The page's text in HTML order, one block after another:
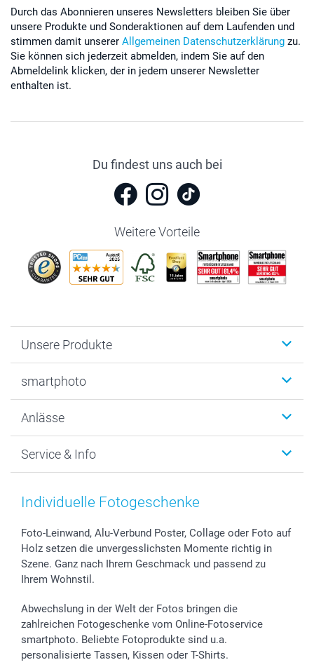
Durch das Abonnieren unseres Newsletters bleiben Sie über
unsere Produkte und Sonderaktionen auf dem Laufenden und
stimmen damit unserer Allgemeinen Datenschutzerklärung zu.
Sie können sich jederzeit abmelden, indem Sie auf den
Abmeldelink klicken, der in jedem unserer Newsletter
enthalten ist.
Du findest uns auch bei
Weitere Vorteile
Unsere Produkte
Fotogeschenke
MyNameBook
Fotoabzüge, Fotos als Buch & Poster
Zubehör & Material
Foto-Kalender & Agenden
Sticker & Etiketten
Geschenk-Gutscheine (PDF)
smartphoto
Warum smartphoto
Datenschutz
AGB
Presse
Partnerprogramme
Investor Relations
B2B smartbusiness
Widerrufsrecht
Anlässe
Neujahr
Muttertag
Kommunion & Konfirmation
Hochzeit
Geburtstag
Geburt
Zu allen Anlässen
Service & Info
Anmelden /Registrieren
Preise und Versandkosten
Lieferfristen
72h Lieferung
Zahlungsmöglichkeiten
Sitemap
Status der Bestellung
smartfriends
smartgarantie
smartbonus
Individuelle Fotogeschenke
Foto-Leinwand, Alu-Verbund Poster, Collage oder Foto auf
Holz setzen die unvergesslichsten Momente richtig in
Szene. Ganz nach Ihrem Geschmack und passend zu
Ihrem Wohnstil.
Abwechslung in der Welt der Fotos bringen die
zahlreichen Fotogeschenke vom Online-Fotoservice
smartphoto. Beliebte Fotoprodukte sind u.a.
personalisierte Tassen, Kissen oder T-Shirts.